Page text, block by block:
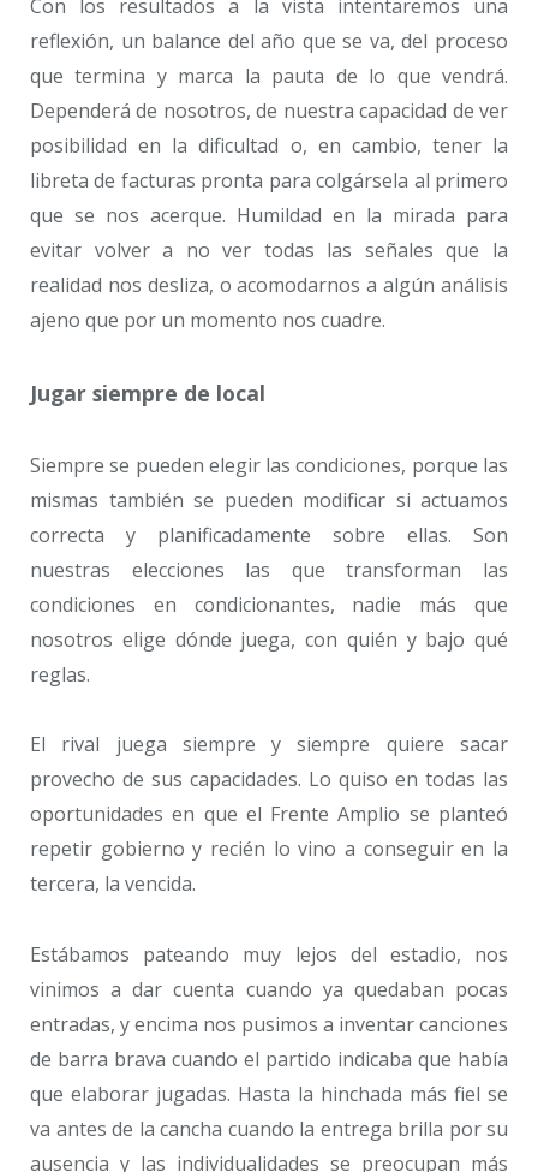
Con los resultados a la vista intentaremos una
reflexión, un balance del año que se va, del proceso
que termina y marca la pauta de lo que vendrá.
Dependerá de nosotros, de nuestra capacidad de ver
posibilidad en la dificultad o, en cambio, tener la
libreta de facturas pronta para colgársela al primero
que se nos acerque. Humildad en la mirada para
evitar volver a no ver todas las señales que la
realidad nos desliza, o acomodarnos a algún análisis
ajeno que por un momento nos cuadre.
Jugar siempre de local
Siempre se pueden elegir las condiciones, porque las
mismas también se pueden modificar si actuamos
correcta y planificadamente sobre ellas. Son
nuestras elecciones las que transforman las
condiciones en condicionantes, nadie más que
nosotros elige dónde juega, con quién y bajo qué
reglas.
El rival juega siempre y siempre quiere sacar
provecho de sus capacidades. Lo quiso en todas las
oportunidades en que el Frente Amplio se planteó
repetir gobierno y recién lo vino a conseguir en la
tercera, la vencida.
Estábamos pateando muy lejos del estadio, nos
vinimos a dar cuenta cuando ya quedaban pocas
entradas, y encima nos pusimos a inventar canciones
de barra brava cuando el partido indicaba que había
que elaborar jugadas. Hasta la hinchada más fiel se
va antes de la cancha cuando la entrega brilla por su
ausencia y las individualidades se preocupan más